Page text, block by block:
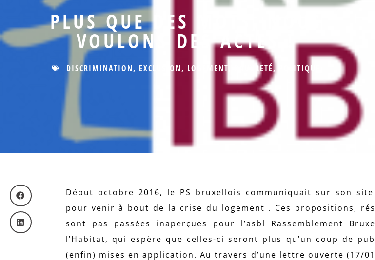
PLUS QUE DES MOTS, NOUS
VOULONS DES ACTES !
DISCRIMINATION, EXCLUSION, LOGEMENT PAUVRETÉ, POLITIQUE
Début octobre 2016, le PS bruxellois communiquait sur son
pour venir à bout de la crise du logement . Ces propositions,
sont pas passées inaperçues pour l’asbl Rassemblement
l’Habitat, qui espère que celles-ci seront plus qu’un coup de
(enfin) mises en application. Au travers d’une lettre ouverte (17/